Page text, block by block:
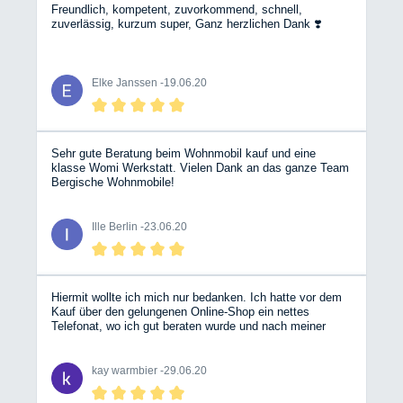
Freundlich, kompetent, zuvorkommend, schnell,
zuverlässig, kurzum super, Ganz herzlichen Dank ❣️
Elke Janssen -19.06.20
Sehr gute Beratung beim Wohnmobil kauf und eine
klasse Womi Werkstatt. Vielen Dank an das ganze Team
Bergische Wohnmobile!
Ille Berlin -23.06.20
Hiermit wollte ich mich nur bedanken. Ich hatte vor dem
Kauf über den gelungenen Online-Shop ein nettes
Telefonat, wo ich gut beraten wurde und nach meiner
Samstag ca. 24 Stunden später bei mir. Wirklich toll.
kay warmbier -29.06.20